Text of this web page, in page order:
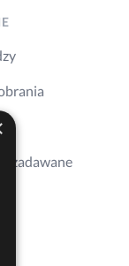
zadawane